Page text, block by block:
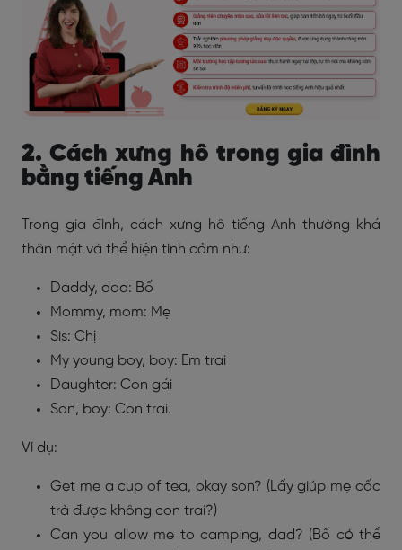
2. Cách xưng hô trong gia đình
bằng tiếng Anh
Trong gia đình, cách xưng hô tiếng Anh thường khá
thân mật và thể hiện tình cảm như:
Daddy, dad: Bố
Mommy, mom: Mẹ
Sis: Chị
My young boy, boy: Em trai
Daughter: Con gái
Son, boy: Con trai.
Ví dụ:
Get me a cup of tea, okay son? (Lấy giúp mẹ cốc
trà được không con trai?)
Can you allow me to camping, dad? (Bố có thể